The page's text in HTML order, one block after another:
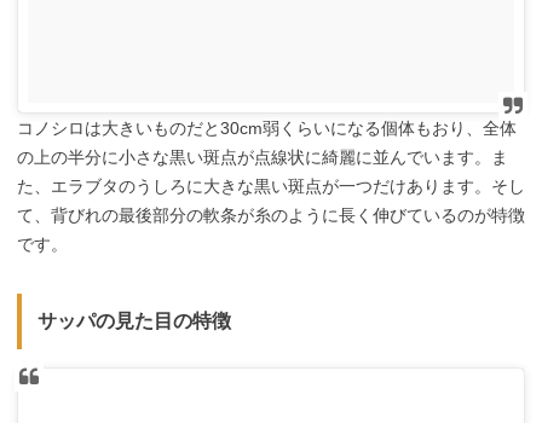
コノシロは大きいものだと30cm弱くらいになる個体もおり、全体
の上の半分に小さな黒い斑点が点線状に綺麗に並んでいます。ま
た、エラブタのうしろに大きな黒い斑点が一つだけあります。そし
て、背びれの最後部分の軟条が糸のように長く伸びているのが特徴
です。
サッパの見た目の特徴